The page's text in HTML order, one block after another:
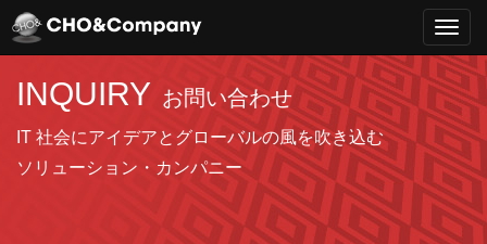
INQUIRY お問い合わせ
IT 社会にアイデアとグローバルの風を吹き込む
ソリューション・カンパニー